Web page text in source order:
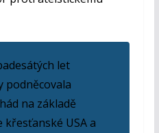
let
podněcovala
na základě
křesťanské USA a